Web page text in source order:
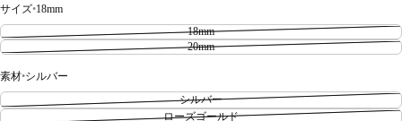
サイズ•18mm
18mm
20mm
素材•シルバー
シルバー
ローズゴールド